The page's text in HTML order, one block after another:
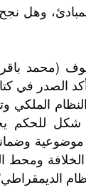
وهل
(محمد
في
أي النظام
شكل للحكم
ومحط